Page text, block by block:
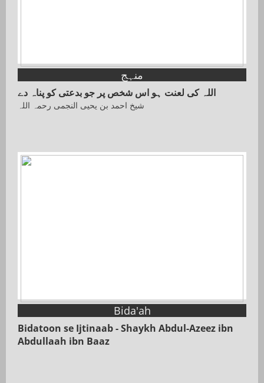
منہج
اللہ کی لعنت ہو اس شخص پر جو بدعتی کو پناہ دے
شیخ احمد بن یحیی النجمی رحمہ اللہ
Bida'ah
Bidatoon se Ijtinaab - Shaykh Abdul-Azeez ibn
Abdullaah ibn Baaz